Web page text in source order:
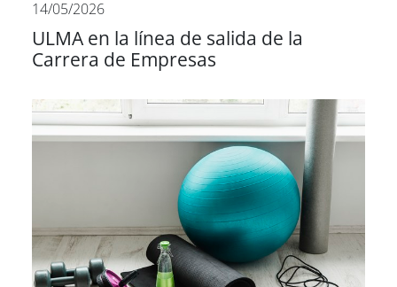
14/05/2026
ULMA en la línea de salida de la
Carrera de Empresas